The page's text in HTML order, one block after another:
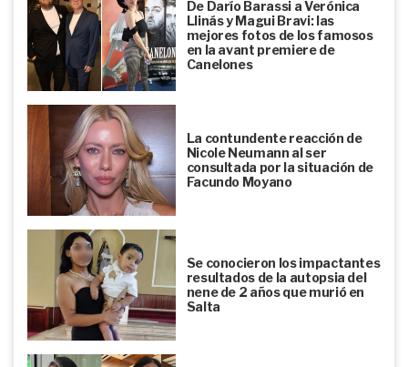
De Darío Barassi a Verónica
Llinás y Magui Bravi: las
mejores fotos de los famosos
en la avant premiere de
Canelones
La contundente reacción de
Nicole Neumann al ser
consultada por la situación de
Facundo Moyano
Se conocieron los impactantes
resultados de la autopsia del
nene de 2 años que murió en
Salta